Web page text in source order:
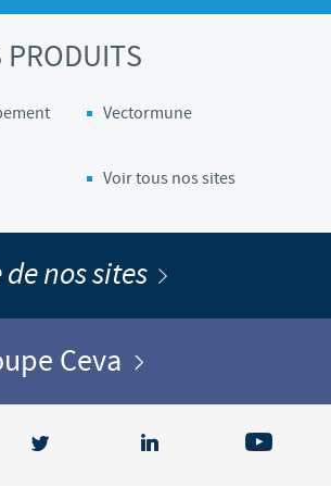
PRODUITS
Vectormune
Voir tous nos sites
nos sites
Ceva